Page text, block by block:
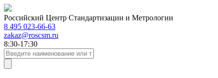
Российский Центр Стандартизации и Метрологии
8 495 023-66-63
zakaz@roscsm.ru
8:30-17:30